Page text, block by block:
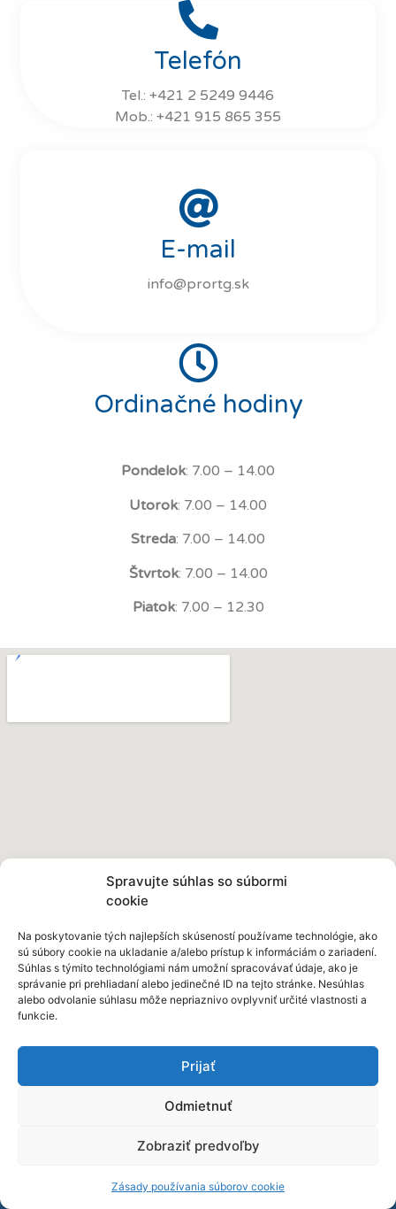
Spravujte súhlas so súbormi
cookie
Na poskytovanie tých najlepších skúseností používame technológie, ako
sú súbory cookie na ukladanie a/alebo prístup k informáciám o zariadení.
Súhlas s týmito technológiami nám umožní spracovávať údaje, ako je
správanie pri prehliadaní alebo jedinečné ID na tejto stránke. Nesúhlas
alebo odvolanie súhlasu môže nepriaznivo ovplyvniť určité vlastnosti a
funkcie.
Prijať
Odmietnuť
Zobraziť predvoľby
Zásady používania súborov cookie
Telefón
Tel.: +421 2 5249 9446
Mob.: +421 915 865 355
E-mail
info@prortg.sk
Ordinačné hodiny
Pondelok: 7.00 – 14.00
Utorok: 7.00 – 14.00
Streda: 7.00 – 14.00
Štvrtok: 7.00 – 14.00
Piatok: 7.00 – 12.30